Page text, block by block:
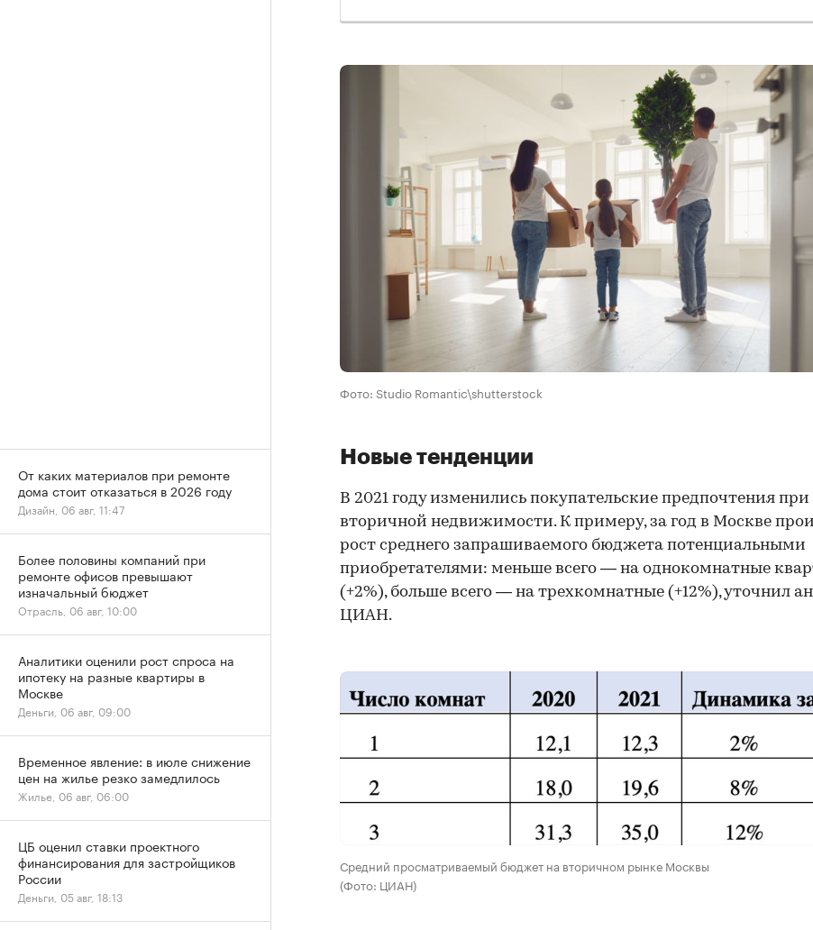
Фото: Studio Romantic\shutterstock
Новые тенденции
В 2021 году изменились покупательские предпочтения
вторичной недвижимости. К примеру, за год в Москве
рост среднего запрашиваемого бюджета потенциальными
приобретателями: меньше всего — на однокомнатные
(+2%), больше всего — на трехкомнатные (+12%), уточнил
ЦИАН.
Средний просматриваемый бюджет на вторичном рынке Москвы
(Фото: ЦИАН)
От каких материалов при ремонте
дома стоит отказаться в 2026 году
Дизайн, 06 авг, 11:47
Более половины компаний при
ремонте офисов превышают
изначальный бюджет
Отрасль, 06 авг, 10:00
Аналитики оценили рост спроса на
ипотеку на разные квартиры в
Москве
Деньги, 06 авг, 09:00
Временное явление: в июле снижение
цен на жилье резко замедлилось
Жилье, 06 авг, 06:00
ЦБ оценил ставки проектного
финансирования для застройщиков
России
Деньги, 05 авг, 18:13